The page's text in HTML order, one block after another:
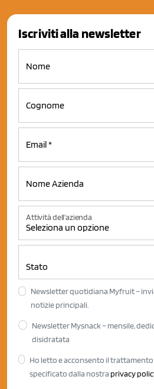
Iscriviti alla newsletter
Attività dell'azienda
Newsletter quotidiana Myfruit –
notizie principali.
Newsletter Mysnack – mensile,
disidratata
Ho letto e acconsento il
specificato dalla nostra privacy